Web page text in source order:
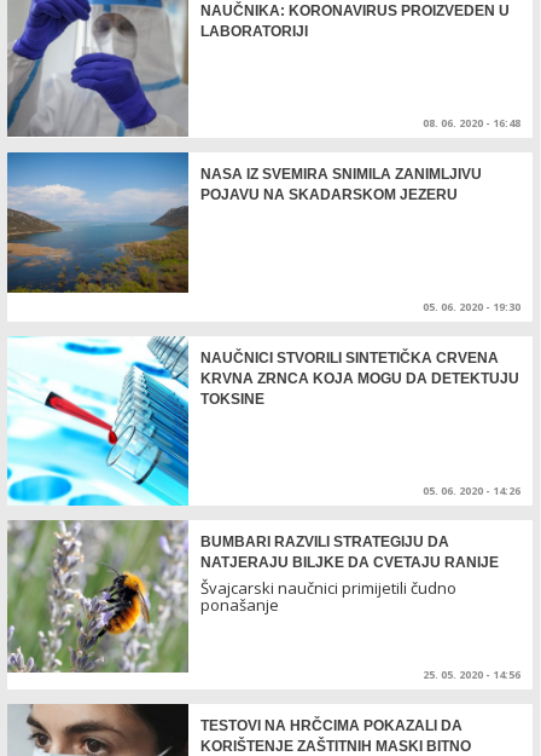
NAUČNIKA: KORONAVIRUS PROIZVEDEN U
LABORATORIJI
08. 06. 2020 - 16:48
NASA IZ SVEMIRA SNIMILA ZANIMLJIVU
POJAVU NA SKADARSKOM JEZERU
05. 06. 2020 - 19:30
NAUČNICI STVORILI SINTETIČKA CRVENA
KRVNA ZRNCA KOJA MOGU DA DETEKTUJU
TOKSINE
05. 06. 2020 - 14:26
BUMBARI RAZVILI STRATEGIJU DA
NATJERAJU BILJKE DA CVETAJU RANIJE
Švajcarski naučnici primijetili čudno
ponašanje
25. 05. 2020 - 14:56
TESTOVI NA HRČCIMA POKAZALI DA
KORIŠTENJE ZAŠTITNIH MASKI BITNO